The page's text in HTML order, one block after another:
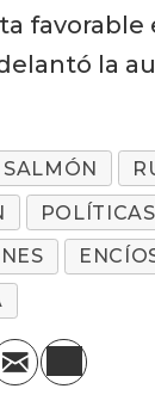
favorable
la
SALMÓN
POLÍTICAS